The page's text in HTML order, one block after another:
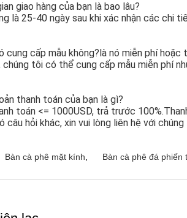
giao hàng của bạn là bao lâu?
là 25-40 ngày sau khi xác nhận các chi
cung cấp mẫu không?là nó miễn phí hoặc
chúng tôi có thể cung cấp mẫu miễn phí
thanh toán của bạn là gì?
toán <= 1000USD, trả trước
câu hỏi khác, xin vui lòng liên hệ với
Bàn cà phê mặt kính Bàn cà phê đá phiến